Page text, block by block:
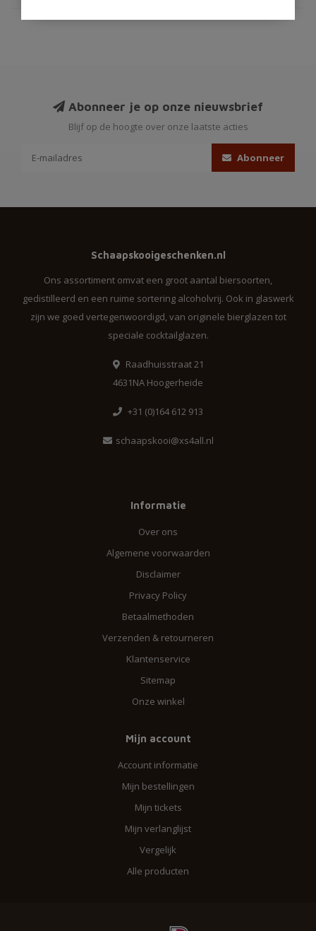
Abonneer je op onze nieuwsbrief
Blijf op de hoogte over onze laatste acties
Abonneer
Schaapskooigeschenken.nl
Ons assortiment omvat een groot aantal biersoorten,
gedistilleerd en een ruime sortering alcoholvrij. Ook in glaswerk
zijn we goed vertegenwoordigd, van originele bierglazen tot
speciale cocktailglazen.
Raadhuisstraat 21
4631NA Hoogerheide
+31 (0)164 612 913
schaapskooi@xs4all.nl
Informatie
Over ons
Algemene voorwaarden
Disclaimer
Privacy Policy
Betaalmethoden
Verzenden & retourneren
Klantenservice
Sitemap
Onze winkel
Mijn account
Account informatie
Mijn bestellingen
Mijn tickets
Mijn verlanglijst
Vergelijk
Alle producten